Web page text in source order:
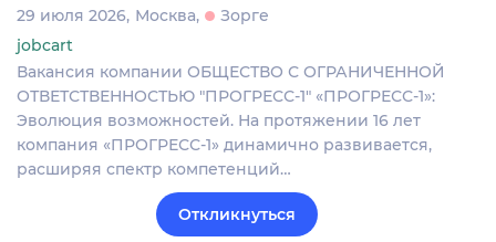
29 июля 2026 Москва
Зорге
jobcart
Вакансия компании ОБЩЕСТВО С ОГРАНИЧЕННОЙ
ОТВЕТСТВЕННОСТЬЮ "ПРОГРЕСС-1" «ПРОГРЕСС-1»:
Эволюция возможностей. На протяжении 16 лет
компания «ПРОГРЕСС-1» динамично развивается,
расширяя спектр компетенций…
Откликнуться